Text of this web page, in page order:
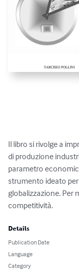
Il libro si rivolge a
di produzione
parametro
strumento ideato per
globalizzazione. Per
competitività.
Details
Publication Date
Language
Category